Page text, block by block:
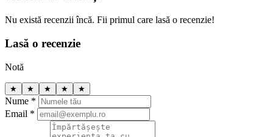
Nu există recenzii încă. Fii primul care lasă o recenzie!
Lasă o recenzie
Notă
★ ★ ★ ★ ★
Nume *
Email *